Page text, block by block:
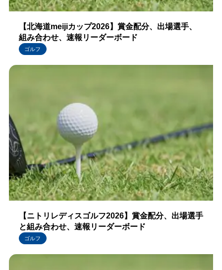
【北海道meijiカップ2026】賞金配分、出場選手、
組み合わせ、速報リーダーボード
ゴルフ
【ニトリレディスゴルフ2026】賞金配分、出場選手
と組み合わせ、速報リーダーボード
ゴルフ